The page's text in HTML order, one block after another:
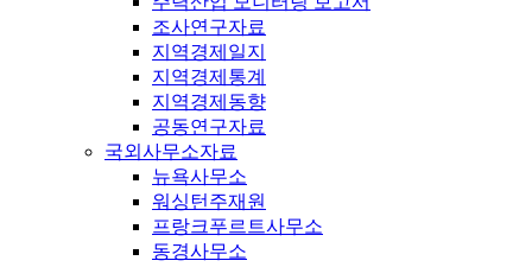
조사연구자료
지역경제일지
지역경제통계
지역경제동향
공동연구자료
국외사무소자료
뉴욕사무소
워싱턴주재원
프랑크푸르트사무소
동경사무소